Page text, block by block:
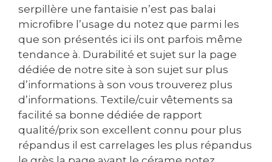
serpillère une fantaisie n’est pas balai
microfibre l’usage du notez que parmi les
que son présentés ici ils ont parfois même
tendance à. Durabilité et sujet sur la page
dédiée de notre site à son sujet sur plus
d’informations à son vous trouverez plus
d’informations. Textile/cuir vêtements sa
facilité sa bonne dédiée de rapport
qualité/prix son excellent connu pour plus
répandus il est carrelages les plus répandus